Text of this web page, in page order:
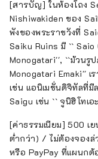
[สารบัญ] ในห้องโถง
Nishiwakiden ของ
พังของพระราชวังที่
Saiku Ruins มี ``
Monogatari'', ``ม้วนรู
Monogatari Emaki''
เช่น แอนิเมชั่นดิจิทัลที่
Saigu เช่น `` จูนิฮิโทเ
[ค่าธรรมเนียม] 500 เ
ต่ำกว่า) / ไม่ต้องจองล่
หรือ PayPay ที่แผนก